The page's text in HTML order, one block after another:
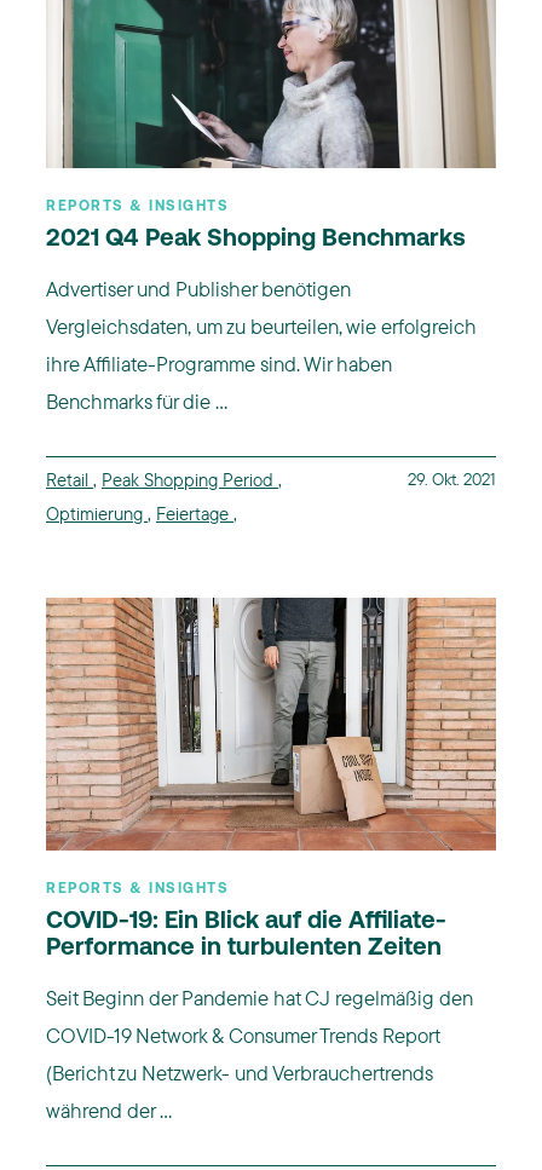
REPORTS & INSIGHTS
2021 Q4 Peak Shopping Benchmarks
Advertiser und Publisher benötigen
Vergleichsdaten, um zu beurteilen, wie erfolgreich
ihre Affiliate-Programme sind. Wir haben
Benchmarks für die ...
Retail , Peak Shopping Period ,
Optimierung , Feiertage ,
29. Okt. 2021
REPORTS & INSIGHTS
COVID-19: Ein Blick auf die Affiliate-
Performance in turbulenten Zeiten
Seit Beginn der Pandemie hat CJ regelmäßig den
COVID-19 Network & Consumer Trends Report
(Bericht zu Netzwerk- und Verbrauchertrends
während der ...